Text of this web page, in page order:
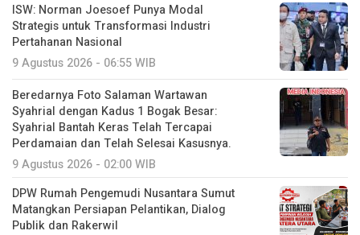
ISW: Norman Joesoef Punya Modal
Strategis untuk Transformasi Industri
Pertahanan Nasional
9 Agustus 2026 - 06:55 WIB
Beredarnya Foto Salaman Wartawan
Syahrial dengan Kadus 1 Bogak Besar:
Syahrial Bantah Keras Telah Tercapai
Perdamaian dan Telah Selesai Kasusnya.
9 Agustus 2026 - 02:00 WIB
DPW Rumah Pengemudi Nusantara Sumut
Matangkan Persiapan Pelantikan, Dialog
Publik dan Rakerwil